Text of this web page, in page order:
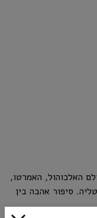
האלכוהול, האמרטו,
שבאיטליה. סיפור אהבה בין
הביא את הליקר